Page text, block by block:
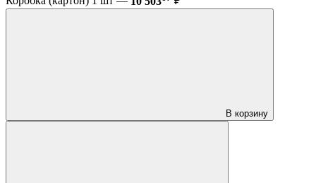
В корзину